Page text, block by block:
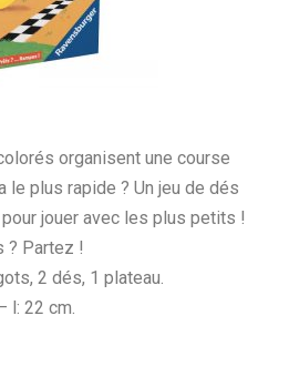
organisent une course
le plus rapide ? Un jeu de dés
jouer avec les plus petits !
? Partez !
2 dés, 1 plateau.
l: 22 cm.